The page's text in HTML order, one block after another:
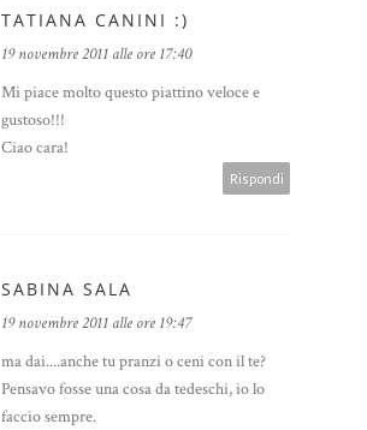
TATIANA CANINI :)
19 novembre 2011 alle ore 17:40
Mi piace molto questo piattino veloce e
gustoso!!!
Ciao cara!
Rispondi
SABINA SALA
19 novembre 2011 alle ore 19:47
ma dai....anche tu pranzi o ceni con il te?
Pensavo fosse una cosa da tedeschi, io lo
faccio sempre.